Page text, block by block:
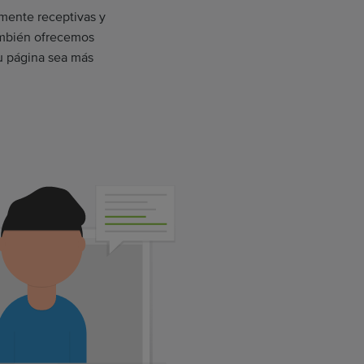
receptivas y
ofrecemos
página sea más